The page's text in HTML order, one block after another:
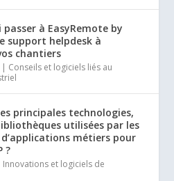
passer à EasyRemote by
support helpdesk à
chantiers
| Conseils et logiciels liés au
principales technologies,
utilisées par les
métiers pour
?
Innovations et logiciels de